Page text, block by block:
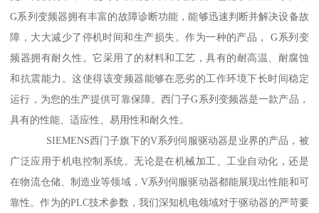
G系列变频器拥有丰富的故障诊断功能，能够迅速判断并解决设备故
障，大大减少了停机时间和生产损失。作为一种的产品， G系列变
频器拥有耐久性。它采用了的材料和工艺，具有的耐高温、耐腐蚀
和抗震能力。这使得该变频器能够在恶劣的工作环境下长时间稳定
运行，为您的生产提供可靠保障。西门子G系列变频器是一款产品，
具有的性能、适应性、易用性和耐久性。
SIEMENS西门子旗下的V系列伺服驱动器是业界的产品，被
广泛应用于机电控制系统。无论是在机械加工、工业自动化，还是
在物流仓储、制造业等领域，V系列伺服驱动器都能展现出性能和可
靠性。作为的PLC技术参数，我们深知机电领域对于驱动器的严苛要